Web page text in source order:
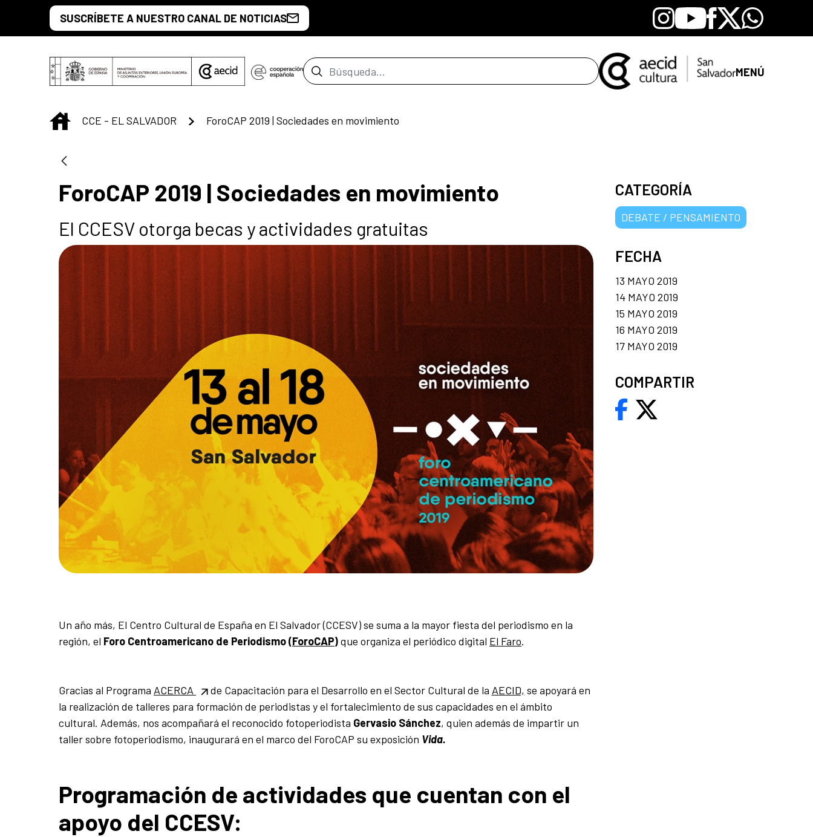
Saltar al contenido principal
SUSCRÍBETE A NUESTRO CANAL DE NOTICIAS Instagram
YoutubeFacebook
X Whatsapp
Barra de búsqueda MENÚ
INICIO
CCE - EL SALVADOR ForoCAP 2019 | Sociedades en movimiento
ForoCAP 2019 | Sociedades en movimiento
El CCESV otorga becas y actividades gratuitas
Un año más, El Centro Cultural de España en El Salvador (CCESV) se suma a la mayor fiesta del periodismo en la
región, el Foro Centroamericano de Periodismo (ForoCAP)que organiza el periódico digital El Faro.
Gracias al Programa ACERCA de Capacitación para el Desarrollo en el Sector Cultural de la AECID, se apoyará en
la realización de talleres para formación de periodistas y el fortalecimiento de sus capacidades en el ámbito
cultural. Además, nos acompañará el reconocido fotoperiodista Gervasio Sánchez, quien además de impartir un
taller sobre fotoperiodismo, inaugurará en el marco del ForoCAP su exposición Vida.
Programación de actividades que cuentan con el
apoyo del CCESV:
CATEGORÍA
DEBATE / PENSAMIENTO
FECHA
13 MAYO 2019
14 MAYO 2019
15 MAYO 2019
16 MAYO 2019
17 MAYO 2019
COMPARTIR